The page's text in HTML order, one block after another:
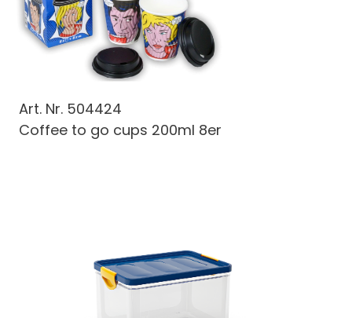
Art. Nr. 504424
Coffee to go cups 200ml 8er